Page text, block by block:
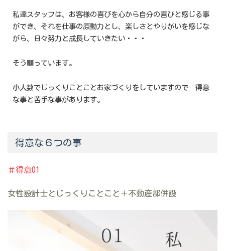
私達スタッフは、お客様の喜びを心から自分の喜びと感じる事
ができ、それを仕事の原動力とし、楽しさとやりがいを感じな
がら、日々努力と成長していきたい・・・
そう願っています。
小人数でじっくりことことお家づくりをしていますので 得意
な事と苦手な事があります。
得意な６つの事
＃得意01
女性設計士とじっくりことこと＋不動産部併設